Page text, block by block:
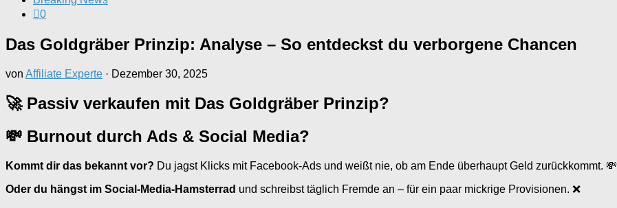
0
Das Goldgräber Prinzip: Analyse – So entdeckst du verborgene Chancen
von Affiliate Experte · Dezember 30, 2025
🚀 Passiv verkaufen mit Das Goldgräber Prinzip?
💸 Burnout durch Ads & Social Media?
Kommt dir das bekannt vor? Du jagst Klicks mit Facebook-Ads und weißt nie, ob am Ende überhaupt Geld zurückkommt. 💸
Oder du hängst im Social-Media-Hamsterrad und schreibst täglich Fremde an – für ein paar mickrige Provisionen. ❌